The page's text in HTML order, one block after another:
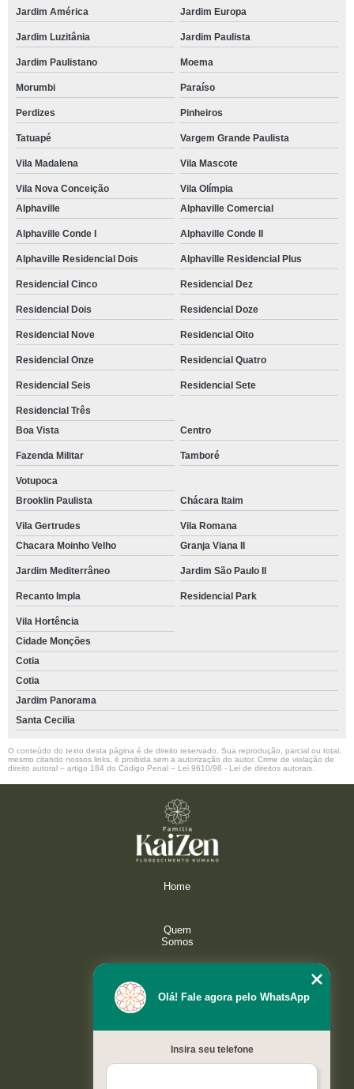
Jardim América Jardim Europa
Jardim Luzitânia Jardim Paulista
Jardim Paulistano Moema
Morumbi Paraíso
Perdizes Pinheiros
Tatuapé Vargem Grande Paulista
Vila Madalena Vila Mascote
Vila Nova Conceição
Vila Olímpia
Alphaville
Alphaville Comercial
Alphaville Conde I Alphaville Conde II
Alphaville Residencial Dois Alphaville Residencial Plus
Residencial Cinco Residencial Dez
Residencial Dois Residencial Doze
Residencial Nove Residencial Oito
Residencial Onze Residencial Quatro
Residencial Seis Residencial Sete
Residencial Três
Boa Vista
Centro
Fazenda Militar Tamboré
Votupoca
Brooklin Paulista
Chácara Itaim
Vila Gertrudes
Vila Romana
Chacara Moinho Velho
Granja Viana II
Jardim Mediterrâneo Jardim São Paulo II
Recanto Impla Residencial Park
Vila Hortência
Cidade Monções
Cotia
Cotia
Jardim Panorama
Santa Cecilia
O conteúdo do texto desta página é de direito reservado. Sua reprodução, parcial ou total,
mesmo citando nossos links, é proibida sem a autorização do autor. Crime de violação de
direito autoral – artigo 184 do Código Penal – Lei 9610/98 - Lei de direitos autorais
Home
Quem
Somos
Galeria
Olá! Fale agora pelo WhatsApp
Insira seu telefone